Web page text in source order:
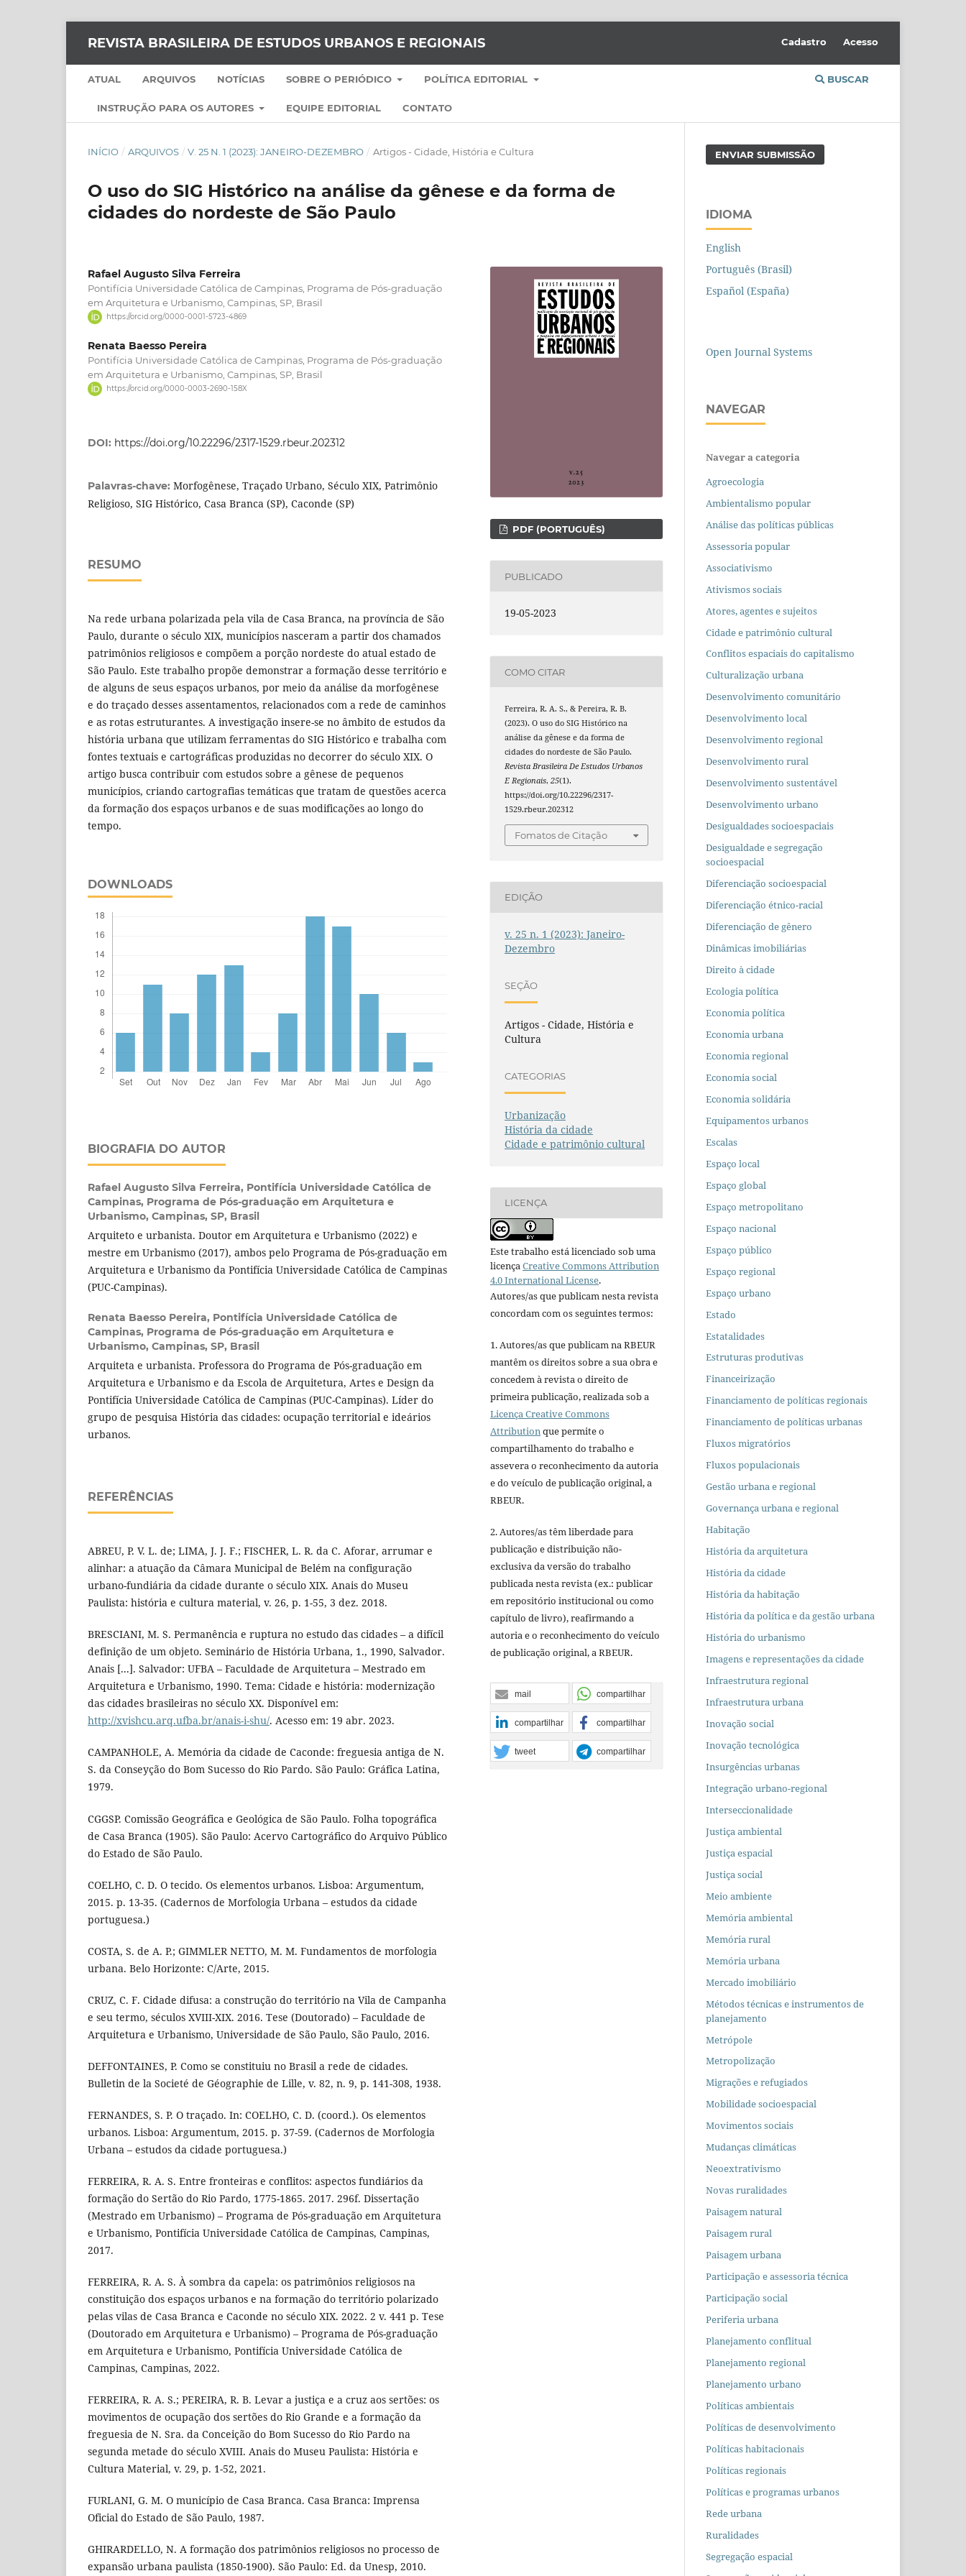
REVISTA BRASILEIRA DE ESTUDOS URBANOS E REGIONAIS
ATUAL ARQUIVOS NOTÍCIAS SOBRE O PERIÓDICO POLÍTICA EDITORIAL
INSTRUÇÃO PARA OS AUTORES EQUIPE EDITORIAL CONTATO
BUSCAR
Cadastro Acesso
INÍCIO / ARQUIVOS / V. 25 N. 1 (2023): JANEIRO-DEZEMBRO / Artigos - Cidade, História e Cultura
O uso do SIG Histórico na análise da gênese e da forma de
cidades do nordeste de São Paulo
Rafael Augusto Silva Ferreira
Pontifícia Universidade Católica de Campinas, Programa de Pós-graduação
em Arquitetura e Urbanismo, Campinas, SP, Brasil
https://orcid.org/0000-0001-5723-4869
Renata Baesso Pereira
Pontifícia Universidade Católica de Campinas, Programa de Pós-graduação
em Arquitetura e Urbanismo, Campinas, SP, Brasil
https://orcid.org/0000-0003-2690-158X
DOI: https://doi.org/10.22296/2317-1529.rbeur.202312
Palavras-chave: Morfogênese, Traçado Urbano, Século XIX, Patrimônio
Religioso, SIG Histórico, Casa Branca (SP), Caconde (SP)
RESUMO
Na rede urbana polarizada pela vila de Casa Branca, na província de São
Paulo, durante o século XIX, municípios nasceram a partir dos chamados
patrimônios religiosos e compõem a porção nordeste do atual estado de
São Paulo. Este trabalho propõe demonstrar a formação desse território e
de alguns de seus espaços urbanos, por meio da análise da morfogênese
e do traçado desses assentamentos, relacionados com a rede de caminhos
e as rotas estruturantes. A investigação insere-se no âmbito de estudos da
história urbana que utilizam ferramentas do SIG Histórico e trabalha com
fontes textuais e cartográficas produzidas no decorrer do século XIX. O
artigo busca contribuir com estudos sobre a gênese de pequenos
municípios, criando cartografias temáticas que tratam de questões acerca
da formação dos espaços urbanos e de suas modificações ao longo do
tempo.
DOWNLOADS
BIOGRAFIA DO AUTOR
Rafael Augusto Silva Ferreira, Pontifícia Universidade Católica de
Campinas, Programa de Pós-graduação em Arquitetura e
Urbanismo, Campinas, SP, Brasil
Arquiteto e urbanista. Doutor em Arquitetura e Urbanismo (2022) e
mestre em Urbanismo (2017), ambos pelo Programa de Pós-graduação em
Arquitetura e Urbanismo da Pontifícia Universidade Católica de Campinas
(PUC-Campinas).
Renata Baesso Pereira, Pontifícia Universidade Católica de
Campinas, Programa de Pós-graduação em Arquitetura e
Urbanismo, Campinas, SP, Brasil
Arquiteta e urbanista. Professora do Programa de Pós-graduação em
Arquitetura e Urbanismo e da Escola de Arquitetura, Artes e Design da
Pontifícia Universidade Católica de Campinas (PUC-Campinas). Líder do
grupo de pesquisa História das cidades: ocupação territorial e ideários
urbanos.
REFERÊNCIAS
ABREU, P. V. L. de; LIMA, J. J. F.; FISCHER, L. R. da C. Aforar, arrumar e
alinhar: a atuação da Câmara Municipal de Belém na configuração
urbano-fundiária da cidade durante o século XIX. Anais do Museu
Paulista: história e cultura material, v. 26, p. 1-55, 3 dez. 2018.
BRESCIANI, M. S. Permanência e ruptura no estudo das cidades – a difícil
definição de um objeto. Seminário de História Urbana, 1., 1990, Salvador.
Anais [...]. Salvador: UFBA – Faculdade de Arquitetura – Mestrado em
Arquitetura e Urbanismo, 1990. Tema: Cidade e história: modernização
das cidades brasileiras no século XX. Disponível em:
http://xvishcu.arq.ufba.br/anais-i-shu/. Acesso em: 19 abr. 2023.
CAMPANHOLE, A. Memória da cidade de Caconde: freguesia antiga de N.
S. da Conseyção do Bom Sucesso do Rio Pardo. São Paulo: Gráfica Latina,
1979.
CGGSP. Comissão Geográfica e Geológica de São Paulo. Folha topográfica
de Casa Branca (1905). São Paulo: Acervo Cartográfico do Arquivo Público
do Estado de São Paulo.
COELHO, C. D. O tecido. Os elementos urbanos. Lisboa: Argumentum,
2015. p. 13-35. (Cadernos de Morfologia Urbana – estudos da cidade
portuguesa.)
COSTA, S. de A. P.; GIMMLER NETTO, M. M. Fundamentos de morfologia
urbana. Belo Horizonte: C/Arte, 2015.
CRUZ, C. F. Cidade difusa: a construção do território na Vila de Campanha
e seu termo, séculos XVIII-XIX. 2016. Tese (Doutorado) – Faculdade de
Arquitetura e Urbanismo, Universidade de São Paulo, São Paulo, 2016.
DEFFONTAINES, P. Como se constituiu no Brasil a rede de cidades.
Bulletin de la Societé de Géographie de Lille, v. 82, n. 9, p. 141-308, 1938.
FERNANDES, S. P. O traçado. In: COELHO, C. D. (coord.). Os elementos
urbanos. Lisboa: Argumentum, 2015. p. 37-59. (Cadernos de Morfologia
Urbana – estudos da cidade portuguesa.)
FERREIRA, R. A. S. Entre fronteiras e conflitos: aspectos fundiários da
formação do Sertão do Rio Pardo, 1775-1865. 2017. 296f. Dissertação
(Mestrado em Urbanismo) – Programa de Pós-graduação em Arquitetura
e Urbanismo, Pontifícia Universidade Católica de Campinas, Campinas,
2017.
FERREIRA, R. A. S. À sombra da capela: os patrimônios religiosos na
constituição dos espaços urbanos e na formação do território polarizado
pelas vilas de Casa Branca e Caconde no século XIX. 2022. 2 v. 441 p. Tese
(Doutorado em Arquitetura e Urbanismo) – Programa de Pós-graduação
em Arquitetura e Urbanismo, Pontifícia Universidade Católica de
Campinas, Campinas, 2022.
FERREIRA, R. A. S.; PEREIRA, R. B. Levar a justiça e a cruz aos sertões: os
movimentos de ocupação dos sertões do Rio Grande e a formação da
freguesia de N. Sra. da Conceição do Bom Sucesso do Rio Pardo na
segunda metade do século XVIII. Anais do Museu Paulista: História e
Cultura Material, v. 29, p. 1-52, 2021.
FURLANI, G. M. O município de Casa Branca. Casa Branca: Imprensa
Oficial do Estado de São Paulo, 1987.
GHIRARDELLO, N. A formação dos patrimônios religiosos no processo de
expansão urbana paulista (1850-1900). São Paulo: Ed. da Unesp, 2010.
PDF (PORTUGUÊS)
PUBLICADO
19-05-2023
COMO CITAR
Ferreira, R. A. S., & Pereira, R. B.
(2023). O uso do SIG Histórico na
análise da gênese e da forma de
cidades do nordeste de São Paulo.
Revista Brasileira De Estudos Urbanos
E Regionais,25(1).
https://doi.org/10.22296/2317-
1529.rbeur.202312
Fomatos de Citação
EDIÇÃO
v. 25 n. 1 (2023): Janeiro-
Dezembro
SEÇÃO
Artigos - Cidade, História e
Cultura
CATEGORIAS
Urbanização
História da cidade
Cidade e patrimônio cultural
LICENÇA
Este trabalho está licenciado sob uma
licençaCreative Commons Attribution
4.0 International License.
Autores/as que publicam nesta revista
concordam com os seguintes termos:
1. Autores/as que publicam na RBEUR
mantêm os direitos sobre a sua obra e
concedem à revista o direito de
primeira publicação, realizada sob a
Licença Creative Commons
Attributionque permite o
compartilhamento do trabalho e
assevera o reconhecimento da autoria
e do veículo de publicação original, a
RBEUR.
2. Autores/as têm liberdade para
publicação e distribuição não-
exclusiva da versão do trabalho
publicada nesta revista (ex.: publicar
em repositório institucional ou como
capítulo de livro), reafirmando a
autoria e o reconhecimento do veículo
de publicação original, a RBEUR.
mail compartilhar
compartilhar compartilhar
tweet compartilhar
ENVIAR SUBMISSÃO
IDIOMA
English
Português (Brasil)
Español (España)
Open Journal Systems
NAVEGAR
Navegar a categoria
Agroecologia
Ambientalismo popular
Análise das políticas públicas
Assessoria popular
Associativismo
Ativismos sociais
Atores, agentes e sujeitos
Cidade e patrimônio cultural
Conflitos espaciais do capitalismo
Culturalização urbana
Desenvolvimento comunitário
Desenvolvimento local
Desenvolvimento regional
Desenvolvimento rural
Desenvolvimento sustentável
Desenvolvimento urbano
Desigualdades socioespaciais
Desigualdade e segregação
socioespacial
Diferenciação socioespacial
Diferenciação étnico-racial
Diferenciação de gênero
Dinâmicas imobiliárias
Direito à cidade
Ecologia política
Economia política
Economia urbana
Economia regional
Economia social
Economia solidária
Equipamentos urbanos
Escalas
Espaço local
Espaço global
Espaço metropolitano
Espaço nacional
Espaço público
Espaço regional
Espaço urbano
Estado
Estatalidades
Estruturas produtivas
Financeirização
Financiamento de políticas regionais
Financiamento de políticas urbanas
Fluxos migratórios
Fluxos populacionais
Gestão urbana e regional
Governança urbana e regional
Habitação
História da arquitetura
História da cidade
História da habitação
História da política e da gestão urbana
História do urbanismo
Imagens e representações da cidade
Infraestrutura regional
Infraestrutura urbana
Inovação social
Inovação tecnológica
Insurgências urbanas
Integração urbano-regional
Interseccionalidade
Justiça ambiental
Justiça espacial
Justiça social
Meio ambiente
Memória ambiental
Memória rural
Memória urbana
Mercado imobiliário
Métodos técnicas e instrumentos de
planejamento
Metrópole
Metropolização
Migrações e refugiados
Mobilidade socioespacial
Movimentos sociais
Mudanças climáticas
Neoextrativismo
Novas ruralidades
Paisagem natural
Paisagem rural
Paisagem urbana
Participação e assessoria técnica
Participação social
Periferia urbana
Planejamento conflitual
Planejamento regional
Planejamento urbano
Políticas ambientais
Políticas de desenvolvimento
Políticas habitacionais
Políticas regionais
Políticas e programas urbanos
Rede urbana
Ruralidades
Segregação espacial